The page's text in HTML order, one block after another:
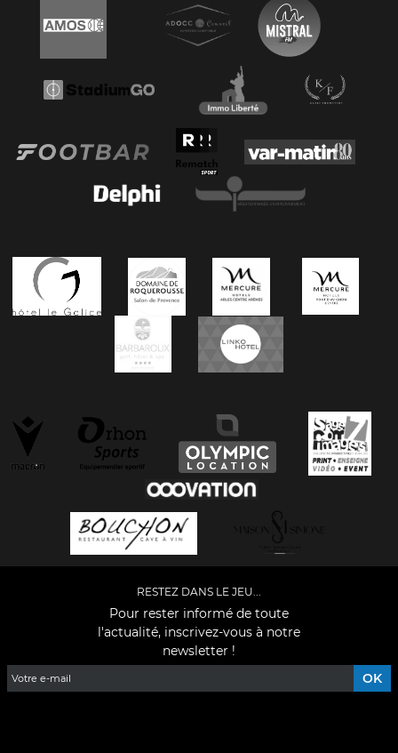
RESTEZ DANS LE JEU...
Pour rester informé de toute
l'actualité, inscrivez-vous à notre
newsletter !